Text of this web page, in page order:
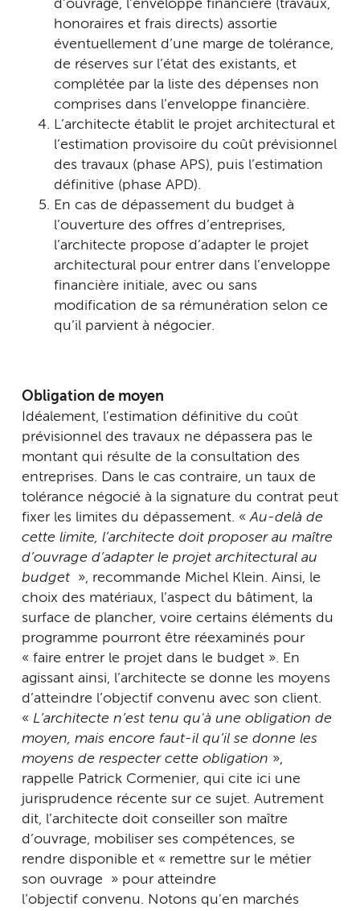
d’ouvrage, l’enveloppe financière (travaux,
honoraires et frais directs) assortie
éventuellement d’une marge de tolérance,
de réserves sur l’état des existants, et
complétée par la liste des dépenses non
comprises dans l’enveloppe financière.
L’architecte établit le projet architectural et
l’estimation provisoire du coût prévisionnel
des travaux (phase APS), puis l’estimation
définitive (phase APD).
En cas de dépassement du budget à
l’ouverture des offres d’entreprises,
l’architecte propose d’adapter le projet
architectural pour entrer dans l’enveloppe
financière initiale, avec ou sans
modification de sa rémunération selon ce
qu’il parvient à négocier.
Obligation de moyen
Idéalement, l’estimation définitive du coût
prévisionnel des travaux ne dépassera pas le
montant qui résulte de la consultation des
entreprises. Dans le cas contraire, un taux de
tolérance négocié à la signature du contrat peut
fixer les limites du dépassement. « Au-delà de
cette limite, l’architecte doit proposer au maître
d’ouvrage d’adapter le projet architectural au
budget », recommande Michel Klein. Ainsi, le
choix des matériaux, l’aspect du bâtiment, la
surface de plancher, voire certains éléments du
programme pourront être réexaminés pour
« faire entrer le projet dans le budget ». En
agissant ainsi, l’architecte se donne les moyens
d’atteindre l’objectif convenu avec son client.
« L’architecte n’est tenu qu'à une obligation de
moyen, mais encore faut-il qu’il se donne les
moyens de respecter cette obligation »,
rappelle Patrick Cormenier, qui cite ici une
jurisprudence récente sur ce sujet. Autrement
dit, l’architecte doit conseiller son maître
d’ouvrage, mobiliser ses compétences, se
rendre disponible et « remettre sur le métier
son ouvrage » pour atteindre
l’objectif convenu. Notons qu’en marchés